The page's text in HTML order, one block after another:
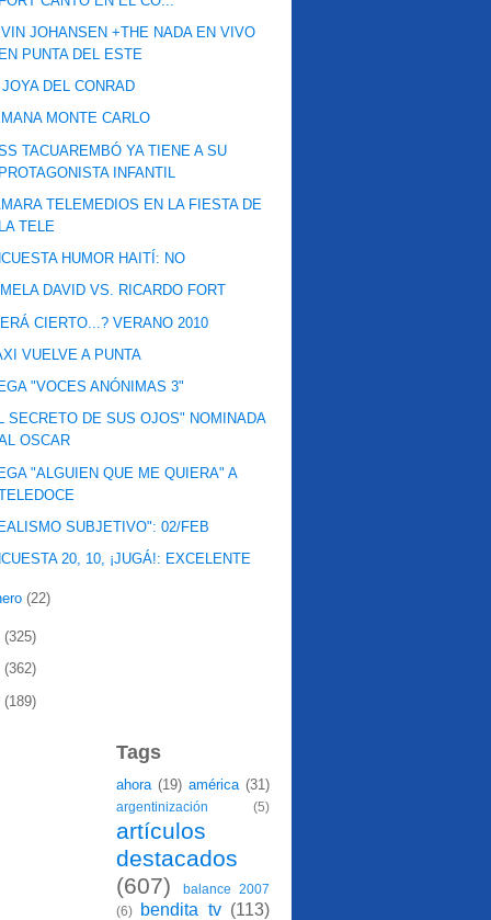
JOHANSEN +THE NADA EN VIVO
PUNTA DEL ESTE
JOYA DEL CONRAD
MONTE CARLO
TACUAREMBÓ YA TIENE A SU
INFANTIL
TELEMEDIOS EN LA FIESTA DE
TELE
HUMOR HAITÍ: NO
DAVID VS. RICARDO FORT
CIERTO...? VERANO 2010
VUELVE A PUNTA
"VOCES ANÓNIMAS 3"
SECRETO DE SUS OJOS" NOMINADA
OSCAR
"ALGUIEN QUE ME QUIERA" A
SUBJETIVO": 02/FEB
20, 10, ¡JUGÁ!: EXCELENTE
(22)
(325)
(362)
(189)
Tags
ahora (19) américa (31)
argentinización (5)
artículos
destacados
(607)
balance 2007
(6)
bendita tv (113)